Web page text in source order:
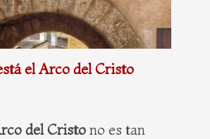
el Arco del Cristo
del Cristo no es tan